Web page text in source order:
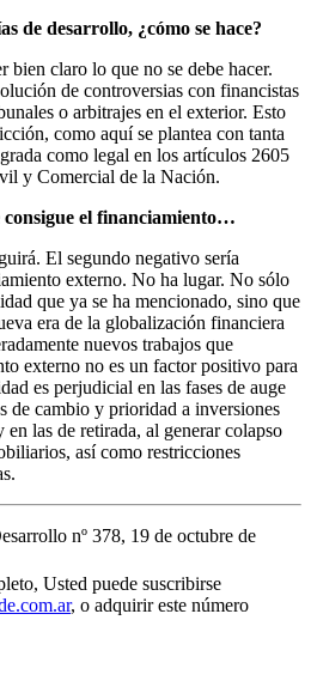
de desarrollo, ¿cómo se hace?
bien claro lo que no se debe hacer.
de controversias con financistas
o arbitrajes en el exterior. Esto
como aquí se plantea con tanta
como legal en los artículos 2605
y Comercial de la Nación.
consigue el financiamiento…
El segundo negativo sería
externo. No ha lugar. No sólo
que ya se ha mencionado, sino que
era de la globalización financiera
nuevos trabajos que
externo no es un factor positivo para
es perjudicial en las fases de auge
cambio y prioridad a inversiones
las de retirada, al generar colapso
así como restricciones
nº 378, 19 de octubre de
Usted puede suscribirse
, o adquirir este número